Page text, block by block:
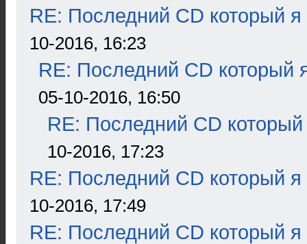
RE: Последний CD который я
10-2016, 16:23
RE: Последний CD который
05-10-2016, 16:50
RE: Последний CD который
10-2016, 17:23
RE: Последний CD который я
10-2016, 17:49
RE: Последний CD который я